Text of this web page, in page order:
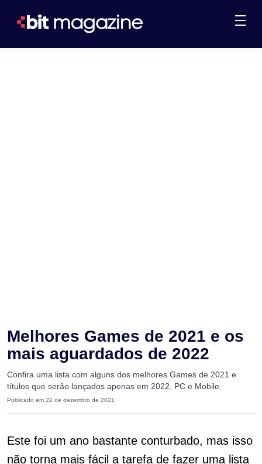
Melhores Games de 2021 e os
mais aguardados de 2022
Confira uma lista com alguns dos melhores Games de 2021 e
títulos que serão lançados apenas em 2022, PC e Mobile.
Publicado em 22 de dezembro de 2021
Este foi um ano bastante conturbado, mas isso
não torna mais fácil a tarefa de fazer uma lista